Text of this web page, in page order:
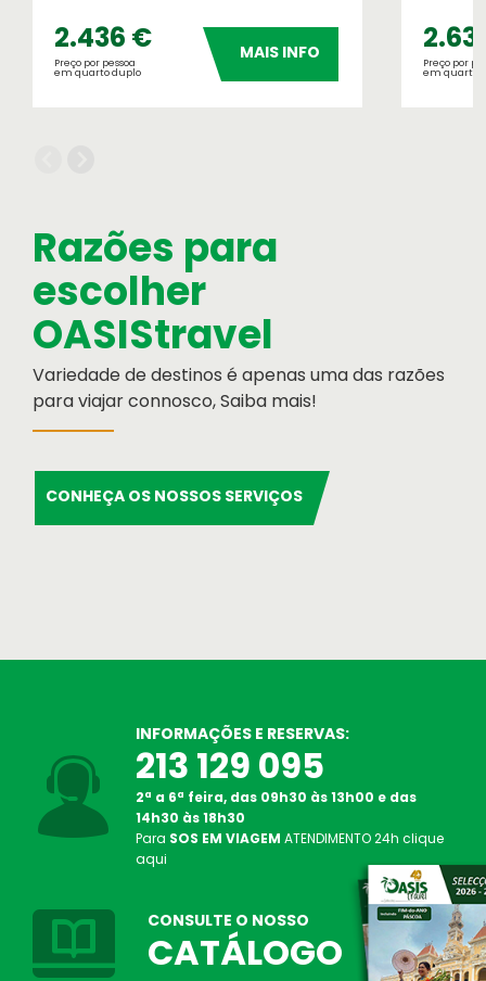
Seguros de Viagem
Verifique a apólice que se aplica à sua
Formulário de pagamento por cartão de
SOS Atendimento 24 Horas
Oasis Corporate
Empresas e viagens de incentivo
2.436 €
Preço por pessoa
em quarto duplo
MAIS INFO Preço por
em quarto
Razões para
escolher
OASIStravel
Variedade de destinos é apenas uma das razões
para viajar connosco, Saiba mais!
CONHEÇA OS NOSSOS SERVIÇOS
INFORMAÇÕES E RESERVAS:
213 129 095
2ª a 6ª feira, das 09h30 às 13h00 e das
14h30 às 18h30
Para SOS EM VIAGEM ATENDIMENTO24h clique
aqui
CONSULTE O NOSSO
CATÁLOGO